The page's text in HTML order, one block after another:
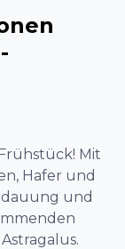
Mit
Hafer und
und